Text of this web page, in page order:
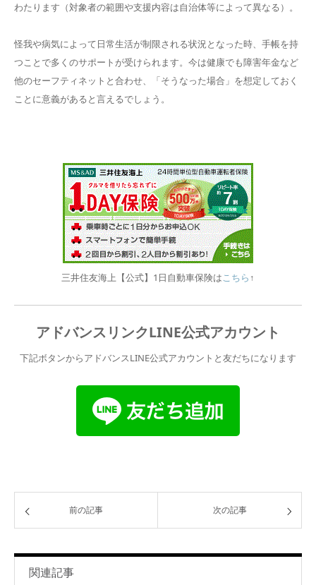
わたります（対象者の範囲や支援内容は自治体等によって異なる）。
怪我や病気によって日常生活が制限される状況となった時、手帳を持
つことで多くのサポートが受けられます。今は健康でも障害年金など
他のセーフティネットと合わせ、「そうなった場合」を想定しておく
ことに意義があると言えるでしょう。
三井住友海上【公式】1日自動車保険はこちら ↑
アドバンスリンクLINE公式アカウント
下記ボタンからアドバンスLINE公式アカウントと友だちになります
前の記事 次の記事
関連記事